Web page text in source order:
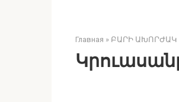
Главная » ԲԱՐԻ ԱԽՈՐԺԱԿ